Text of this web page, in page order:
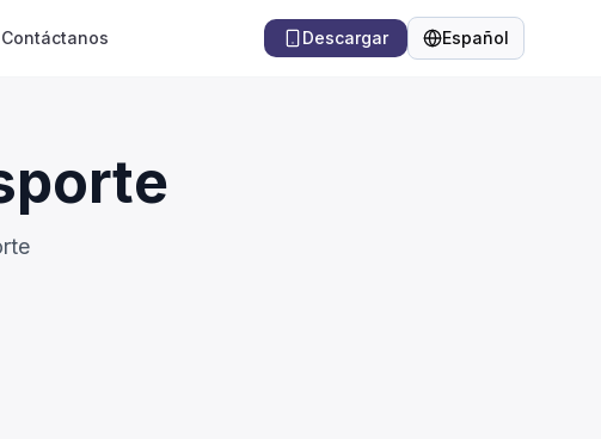
Contáctanos Descargar Español
Idioma